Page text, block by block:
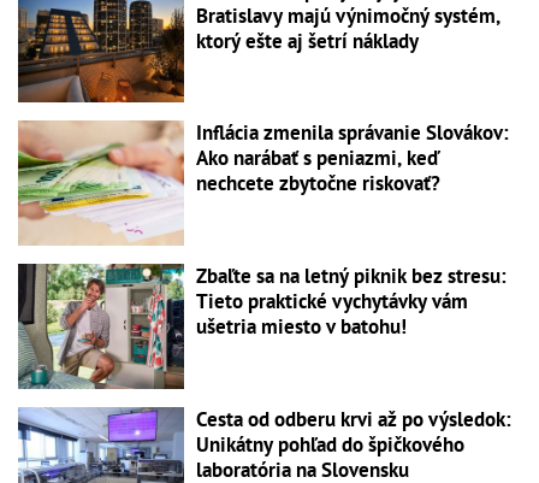
Bratislavy majú výnimočný systém,
ktorý ešte aj šetrí náklady
Inflácia zmenila správanie Slovákov:
Ako narábať s peniazmi, keď
nechcete zbytočne riskovať?
Zbaľte sa na letný piknik bez stresu:
Tieto praktické vychytávky vám
ušetria miesto v batohu!
Cesta od odberu krvi až po výsledok:
Unikátny pohľad do špičkového
laboratória na Slovensku